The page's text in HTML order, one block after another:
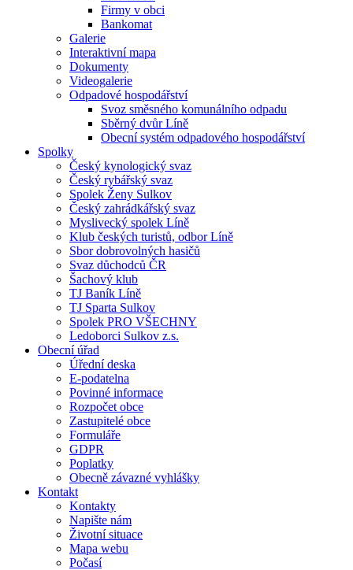
Firmy v obci
Bankomat
Galerie
Interaktivní mapa
Dokumenty
Videogalerie
Odpadové hospodářství
Svoz směsného komunálního odpadu
Sběrný dvůr Líně
Obecní systém odpadového hospodářství
Spolky
Český kynologický svaz
Český rybářský svaz
Spolek Ženy Sulkov
Český zahrádkářský svaz
Myslivecký spolek Líně
Klub českých turistů, odbor Líně
Sbor dobrovolných hasičů
Svaz důchodců ČR
Šachový klub
TJ Baník Líně
TJ Sparta Sulkov
Spolek PRO VŠECHNY
Ledoborci Sulkov z.s.
Obecní úřad
Úřední deska
E-podatelna
Povinné informace
Rozpočet obce
Zastupitelé obce
Formuláře
GDPR
Poplatky
Obecně závazné vyhlášky
Kontakt
Kontakty
Napište nám
Životní situace
Mapa webu
Počasí